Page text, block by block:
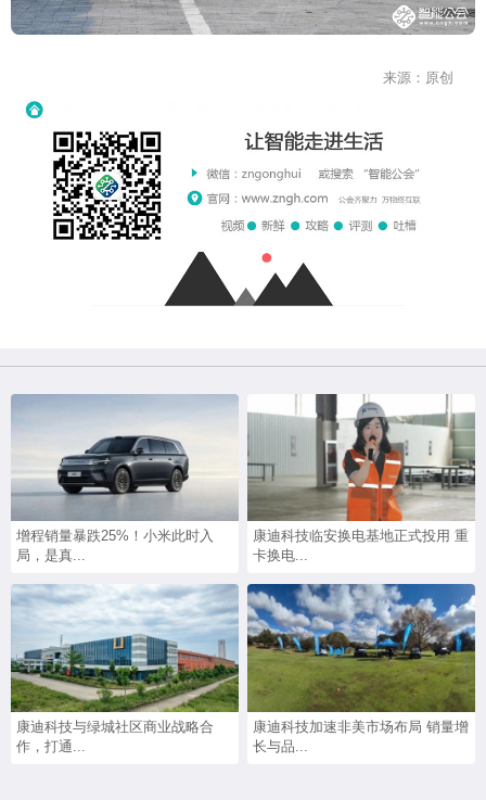
来源：原创
增程销量暴跌25%！小米此时入
局，是真...
康迪科技临安换电基地正式投用 重
卡换电...
康迪科技与绿城社区商业战略合
作，打通...
康迪科技加速非美市场布局 销量增
长与品...